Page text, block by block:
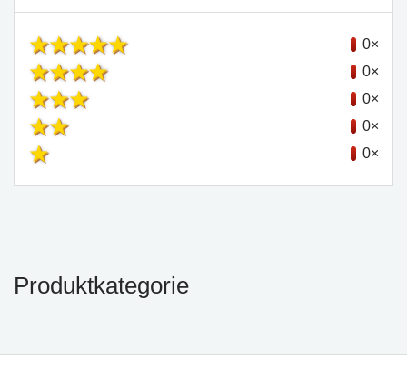
0×
0×
0×
0×
0×
Produktkategorie